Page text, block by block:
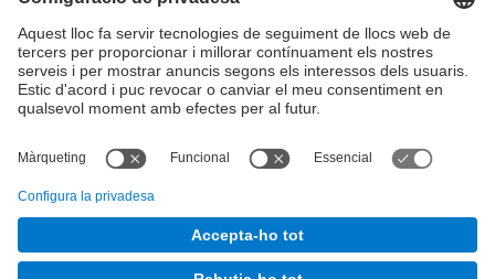
E-mail :junta.pasf@upc.edu
Formulari de contacte
Junta PAS Funcionari